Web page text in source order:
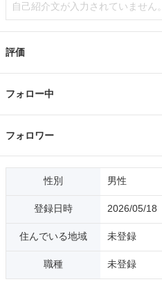
自己紹介文が入力されていません。
評価
フォロー中
フォロワー
性別 男性
登録日時 2026/05/18
住んでいる地域 未登録
職種 未登録